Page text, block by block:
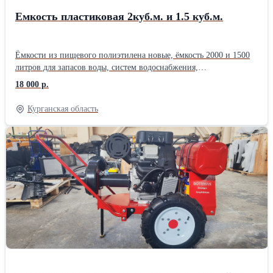
Емкость пластиковая 2куб.м. и 1.5 куб.м.
Ёмкости из пищевого полиэтилена новые, ёмкость 2000 и 1500
литров для запасов воды, систем водоснабжения,
пожаротушения, полив, пищевые и химические жидкости,
дизтопливо и другие технические сооружения. Белая емкость 2
куб.м. - 22 т.р .,серая 20 т.р. Ёмкость 1.5 куб.м. Белая 20 т.р.
серая 18 т.р. Установка крышки на 350мм., врезка необходимой
резьбы и цвет изделия сделаем под заказ. Все ёмкости в наличии
г. Курган.
18 000 р.
Курганская область